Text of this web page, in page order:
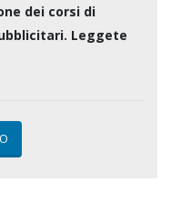
dei corsi di
Leggete